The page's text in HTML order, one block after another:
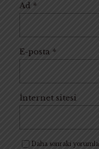
Ad *
E-posta *
İnternet sitesi
Daha sonraki